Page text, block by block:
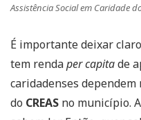
Assistência Social em Caridade
É importante deixar
tem rendaper capitade
caridadenses dependem
do CREAS no município.